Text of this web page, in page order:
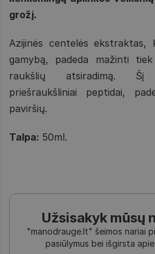
grožį.
Azijinės centelės ekstraktas,
gamybą, padeda mažinti
raukšlių atsiradimą. Šį
priešraukšliniai peptidai,
paviršių.
Talpa: 50ml.
Užsisakyk mūsų
"manodrauge.lt" šeimos nariai
pasiūlymus bei išgirsta